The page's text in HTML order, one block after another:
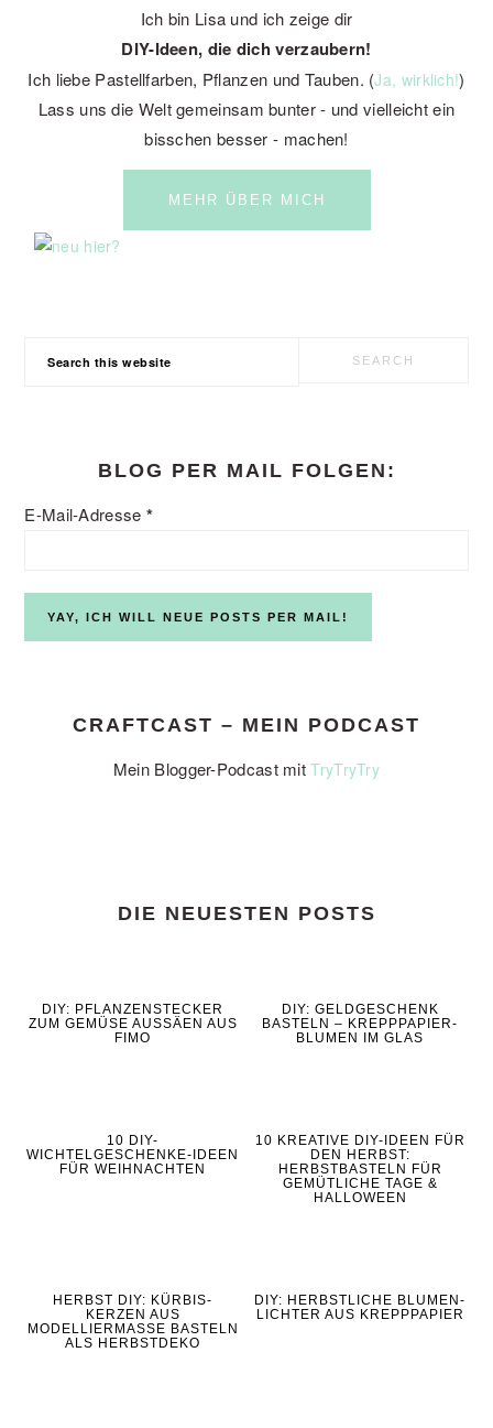
Ich bin Lisa und ich zeige dir
DIY-Ideen, die dich verzaubern!
Ich liebe Pastellfarben, Pflanzen und Tauben. (Ja, wirklich!)
Lass uns die Welt gemeinsam bunter - und vielleicht ein
bisschen besser - machen!
MEHR ÜBER MICH
BLOG PER MAIL FOLGEN:
E-Mail-Adresse *
CRAFTCAST – MEIN PODCAST
Mein Blogger-Podcast mitTryTryTry
DIE NEUESTEN POSTS
DIY: PFLANZENSTECKER
ZUM GEMÜSE AUSSÄEN AUS
FIMO
DIY: GELDGESCHENK
BASTELN – KREPPPAPIER-
BLUMEN IM GLAS
10 DIY-
WICHTELGESCHENKE-IDEEN
FÜR WEIHNACHTEN
10 KREATIVE DIY-IDEEN FÜR
DEN HERBST:
HERBSTBASTELN FÜR
GEMÜTLICHE TAGE &
HALLOWEEN
HERBST DIY: KÜRBIS-
KERZEN AUS
MODELLIERMASSE BASTELN
ALS HERBSTDEKO
DIY: HERBSTLICHE BLUMEN-
LICHTER AUS KREPPPAPIER